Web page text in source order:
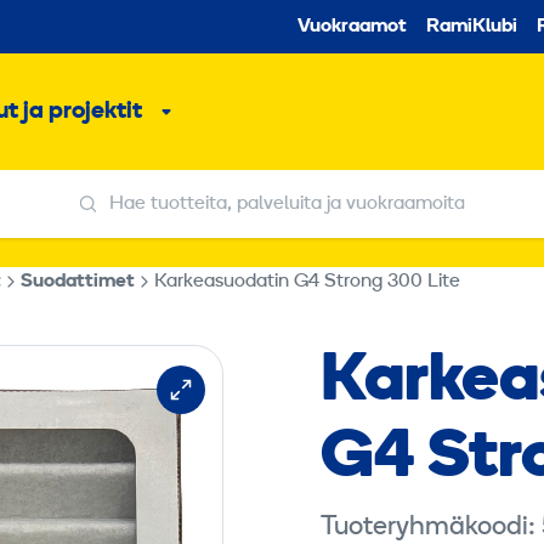
Vuokraamot RamiKlubi
ja projektit Alavalikko
Hae tuotteita, palveluita ja vuokraamoita
Hae tuotteita, palveluita ja vuokraamoita
Suodattimet Karkeasuodatin G4 Strong 300 Lite
G4
Tuoteryhmäkoodi: